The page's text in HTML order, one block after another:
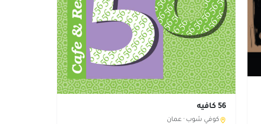
56 كافيه
كوفي شوب · عمان